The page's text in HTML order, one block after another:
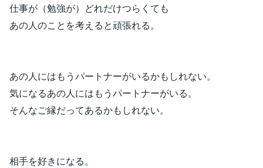
仕事が（勉強が）どれだけつらくても
あの人のことを考えると頑張れる。
あの人にはもうパートナーがいるかもしれない。
気になるあの人にはもうパートナーがいる。
そんなご縁だってあるかもしれない。
相手を好きになる。